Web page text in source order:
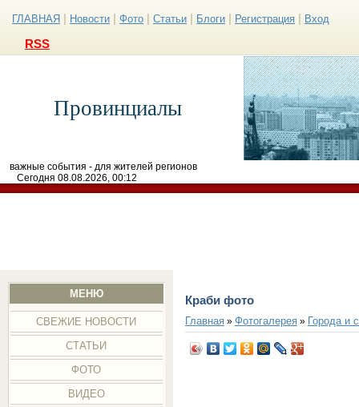
ГЛАВНАЯ Новости Фото Статьи Блоги Регистрация Вход
RSS
Провинциалы
важные события - для жителей регионов
Сегодня 08.08.2026, 00:12
МЕНЮ
СВЕЖИЕ НОВОСТИ
СТАТЬИ
ФОТО
ВИДЕО
Краби фото
Главная» Фотогалерея» Города и